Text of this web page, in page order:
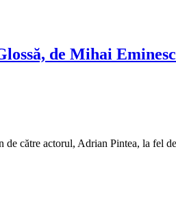
de Mihai
către actorul, Adrian Pintea, la fel